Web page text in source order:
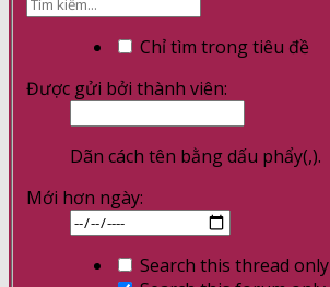
Chỉ tìm trong tiêu đề
Được gửi bởi thành viên:
Dãn cách tên bằng dấu phẩy(,).
Mới hơn ngày:
Search this thread only